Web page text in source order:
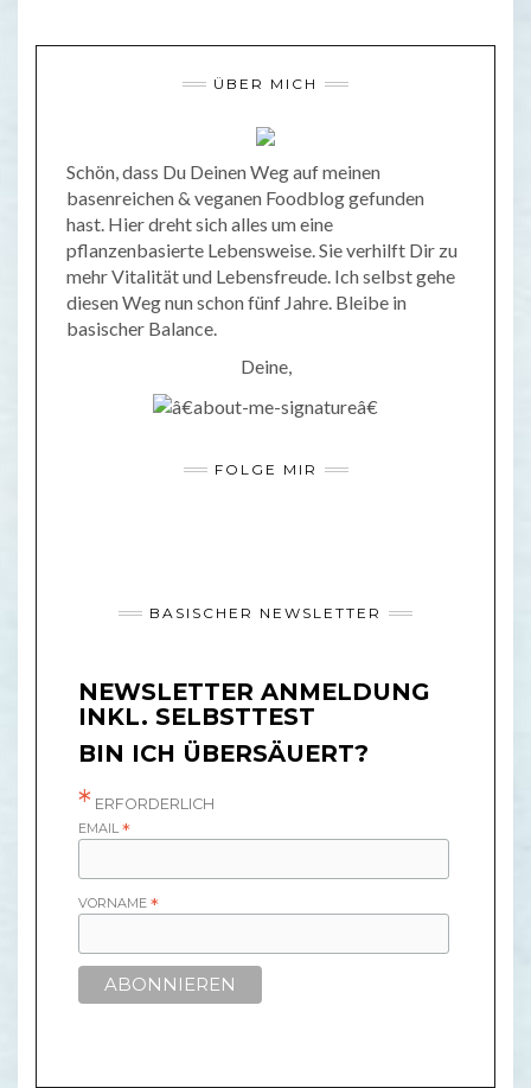
ÜBER MICH
Schön, dass Du Deinen Weg auf meinen
basenreichen & veganen Foodblog gefunden
hast. Hier dreht sich alles um eine
pflanzenbasierte Lebensweise. Sie verhilft Dir zu
mehr Vitalität und Lebensfreude. Ich selbst gehe
diesen Weg nun schon fünf Jahre. Bleibe in
basischer Balance.
Deine,
FOLGE MIR
BASISCHER NEWSLETTER
NEWSLETTER ANMELDUNG
INKL. SELBSTTEST
BIN ICH ÜBERSÄUERT?
* ERFORDERLICH
EMAIL*
VORNAME*